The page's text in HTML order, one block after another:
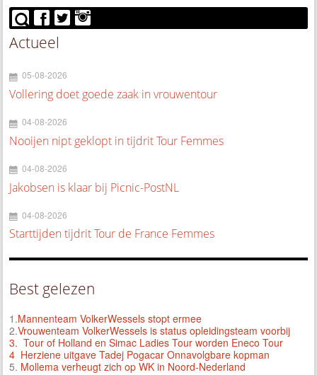
Actueel
05-08-2026
Vollering doet goede zaak in vrouwentour
04-08-2026
Nooijen nipt geklopt in tijdrit Tour Femmes
04-08-2026
Jakobsen is klaar bij Picnic-PostNL
04-08-2026
Starttijden tijdrit Tour de France Femmes
Best gelezen
1.Mannenteam VolkerWessels stopt ermee
2.Vrouwenteam VolkerWessels is status opleidingsteam voorbij
3. Tour of Holland en Simac Ladies Tour worden Eneco Tour
4 Herziene uitgave Tadej Pogacar Onnavolgbare kopman
5. Mollema verheugt zich op WK in Noord-Nederland